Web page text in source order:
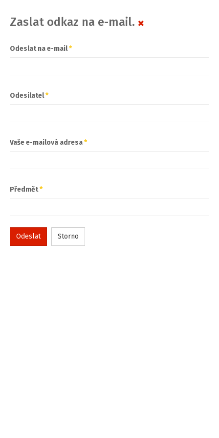
Zaslat odkaz na e-mail.
Odeslat na e-mail*
Odesilatel*
Vaše e-mailová adresa*
Předmět*
Odeslat Storno